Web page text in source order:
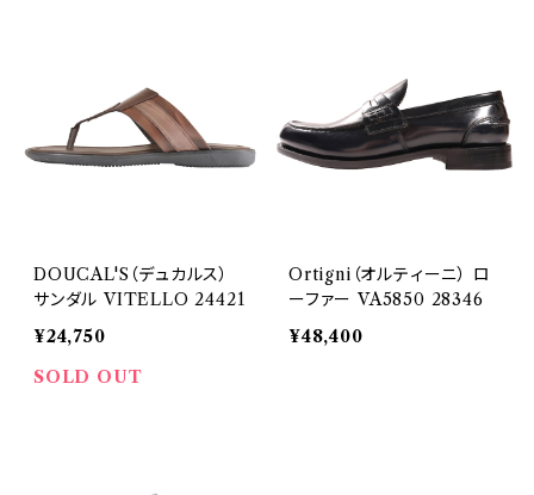
DOUCAL'S（デュカルス）
サンダル VITELLO 24421
¥24,750
SOLD OUT
Ortigni（オルティーニ） ロ
ーファー VA5850 28346
¥48,400